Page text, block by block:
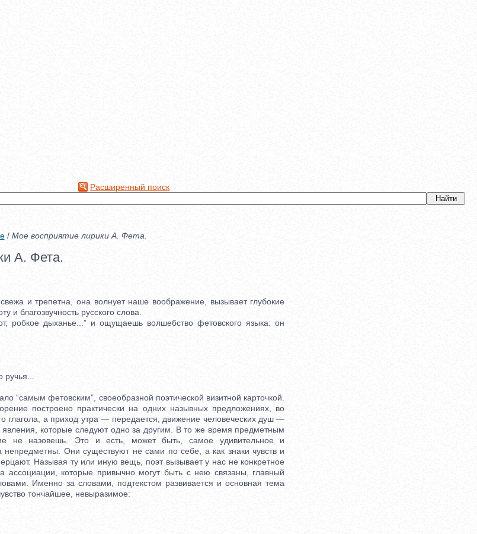
Расширенный поиск
/ Мое восприятие лирики А. Фета.
А. Фета.
и трепетна, она волнует наше воображение, вызывает глубокие
и благозвучность русского слова.
дыханье...” и ощущаешь волшебство фетовского языка: он
ручья...
“самым фетовским”, своеобразной поэтической визитной карточкой.
построено практически на одних назывных предложениях, во
глагола, а приход утра — передается, движение человеческих душ —
которые следуют одно за другим. В то же время предметным
не назовешь. Это и есть, может быть, самое удивительное и
Они существуют не сами по себе, а как знаки чувств и
Называя ту или иную вещь, поэт вызывает у нас не конкретное
ассоциации, которые привычно могут быть с нею связаны, главный
Именно за словами, подтекстом развивается и основная тема
тончайшее, невыразимое: